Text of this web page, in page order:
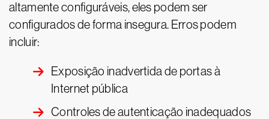
altamente configuráveis, eles podem ser
configurados de forma insegura. Erros podem
incluir:
Exposição inadvertida de portas à
Internet pública
Controles de autenticação inadequados